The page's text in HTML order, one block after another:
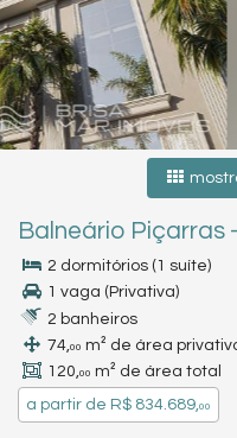
Balneário Piçarras -
2 dormitórios (1 suíte)
1 vaga (Privativa)
2 banheiros
74,00 m² de área
120,00 m² de área total
a partir de R$ 834.689,00